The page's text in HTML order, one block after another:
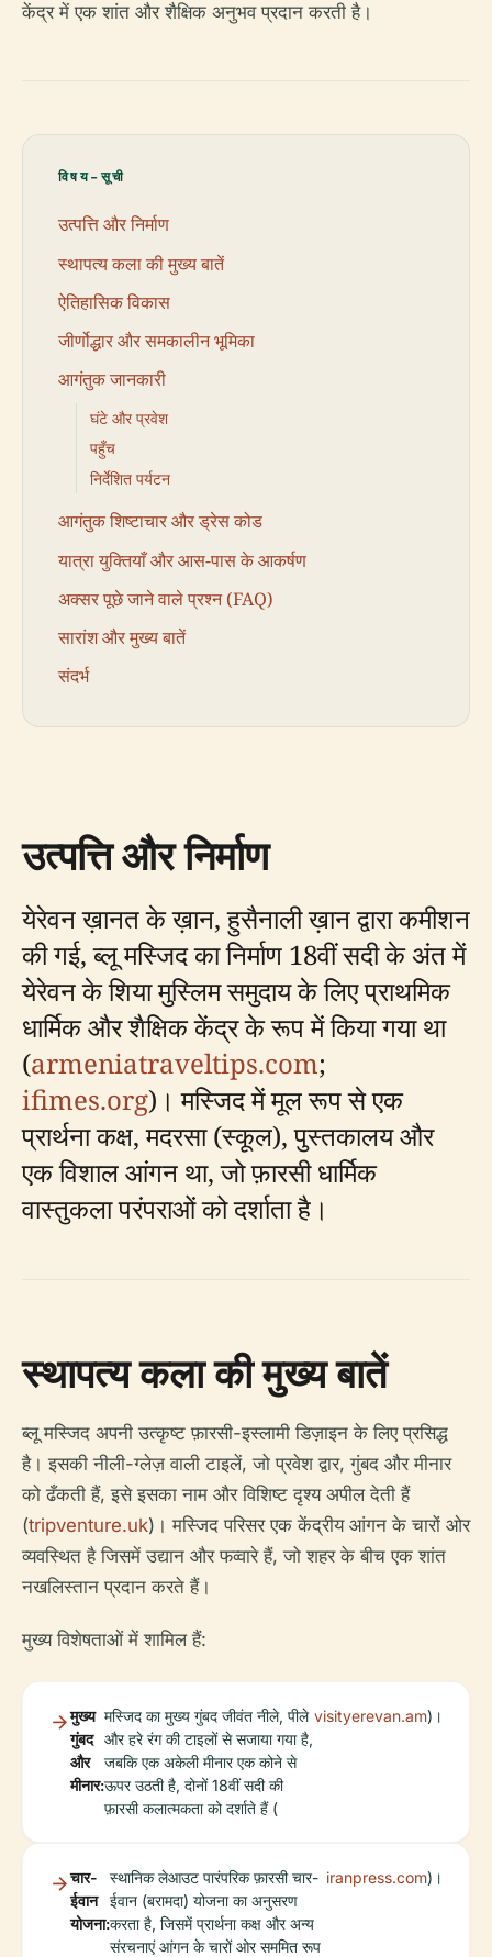
केंद्र में एक शांत और शैक्षिक अनुभव प्रदान करती है।
विषय-सूची
उत्पत्ति और निर्माण
स्थापत्य कला की मुख्य बातें
ऐतिहासिक विकास
जीर्णोद्धार और समकालीन भूमिका
आगंतुक जानकारी
घंटे और प्रवेश
पहुँच
निर्देशित पर्यटन
आगंतुक शिष्टाचार और ड्रेस कोड
यात्रा युक्तियाँ और आस-पास के आकर्षण
अक्सर पूछे जाने वाले प्रश्न (FAQ)
सारांश और मुख्य बातें
संदर्भ
उत्पत्ति और निर्माण
येरेवन ख़ानत के ख़ान, हुसैनाली ख़ान द्वारा कमीशन
की गई, ब्लू मस्जिद का निर्माण 18वीं सदी के अंत में
येरेवन के शिया मुस्लिम समुदाय के लिए प्राथमिक
धार्मिक और शैक्षिक केंद्र के रूप में किया गया था
(armeniatraveltips.com;
ifimes.org)। मस्जिद में मूल रूप से एक
प्रार्थना कक्ष, मदरसा (स्कूल), पुस्तकालय और
एक विशाल आंगन था, जो फ़ारसी धार्मिक
वास्तुकला परंपराओं को दर्शाता है।
स्थापत्य कला की मुख्य बातें
ब्लू मस्जिद अपनी उत्कृष्ट फ़ारसी-इस्लामी डिज़ाइन के लिए प्रसिद्ध
है। इसकी नीली-ग्लेज़ वाली टाइलें, जो प्रवेश द्वार, गुंबद और मीनार
को ढँकती हैं, इसे इसका नाम और विशिष्ट दृश्य अपील देती हैं
(tripventure.uk)। मस्जिद परिसर एक केंद्रीय आंगन के चारों ओर
व्यवस्थित है जिसमें उद्यान और फव्वारे हैं, जो शहर के बीच एक शांत
नखलिस्तान प्रदान करते हैं।
मुख्य विशेषताओं में शामिल हैं:
मुख्य
गुंबद
और
मीनार:
मस्जिद का मुख्य गुंबद जीवंत नीले, पीले
और हरे रंग की टाइलों से सजाया गया है,
जबकि एक अकेली मीनार एक कोने से
ऊपर उठती है, दोनों 18वीं सदी की
फ़ारसी कलात्मकता को दर्शाते हैं (
visityerevan.am)।
चार-
ईवान
योजना:
स्थानिक लेआउट पारंपरिक फ़ारसी चार-
ईवान (बरामदा) योजना का अनुसरण
करता है, जिसमें प्रार्थना कक्ष और अन्य
संरचनाएं आंगन के चारों ओर सममित रूप
iranpress.com)।